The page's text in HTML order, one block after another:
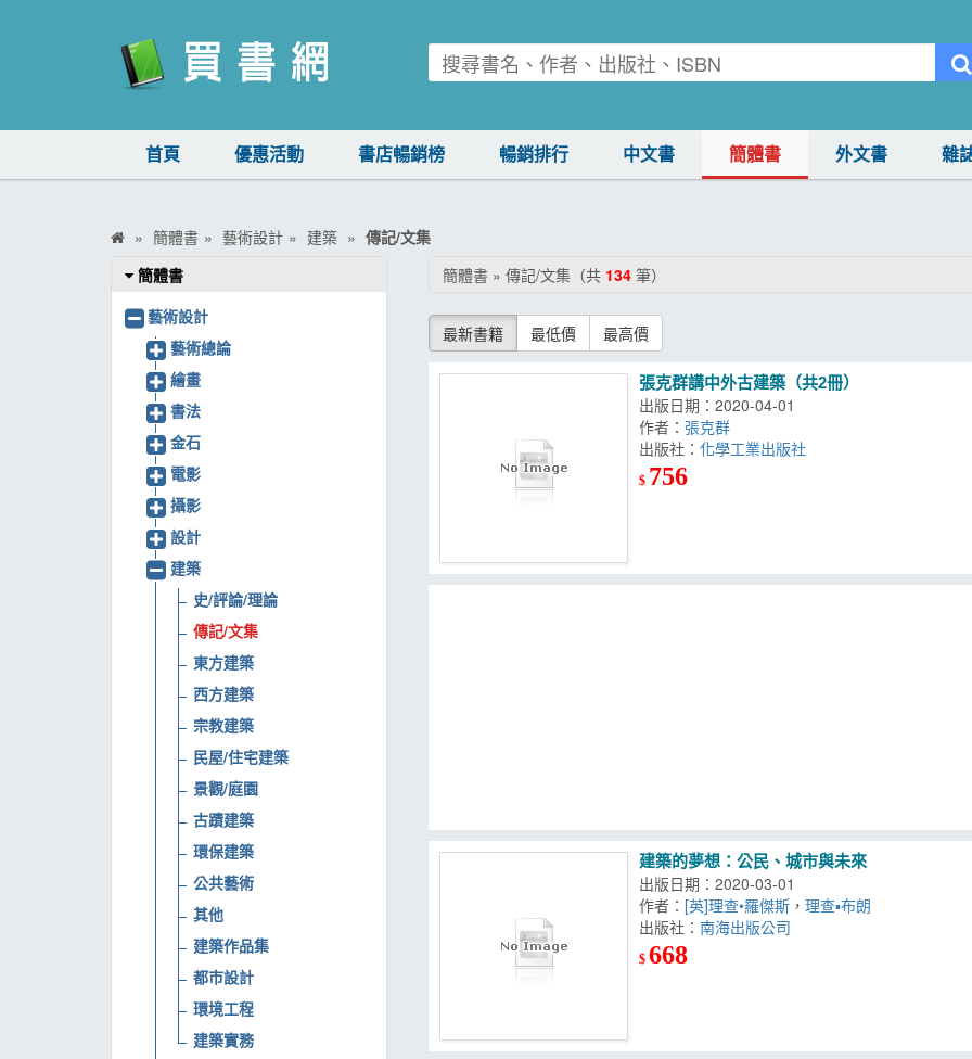
首頁 優惠活動 書店暢銷榜 暢銷排行 中文書 簡體書 外文書 雜
簡體書 藝術設計 建築
傳記/文集
簡體書 » 傳記/文集（共 134筆）
最新書籍 最低價 最高價
張克群講中外古建築（共2冊）
出版日期：2020-04-01
作者：張克群
出版社：化學工業出版社
$ 756
建築的夢想：公民、城市與未來
出版日期：2020-03-01
作者： [英]理查•羅傑斯 ，理查▪布朗
出版社：南海出版公司
$668
簡體書
藝術設計
藝術總論
繪畫
書法
金石
電影
攝影
設計
建築
史/評論/理論
傳記/文集
東方建築
西方建築
宗教建築
民屋/住宅建築
景觀/庭園
古蹟建築
環保建築
公共藝術
其他
建築作品集
都市設計
環境工程
建築實務